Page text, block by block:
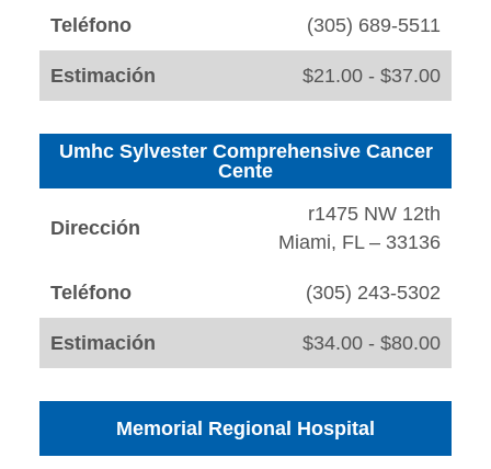
Teléfono (305) 689-5511
Estimación $21.00 - $37.00
Umhc Sylvester Comprehensive Cancer
Cente
Dirección
r1475 NW 12th
Miami, FL – 33136
Teléfono (305) 243-5302
Estimación $34.00 - $80.00
Memorial Regional Hospital